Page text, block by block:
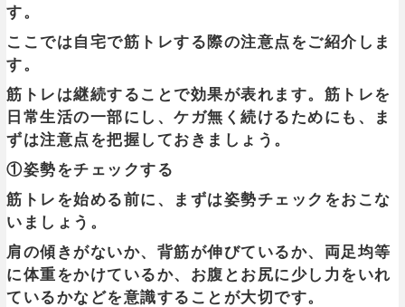
す。
ここでは自宅で筋トレする際の注意点をご紹介しま
す。
筋トレは継続することで効果が表れます。筋トレを
日常生活の一部にし、ケガ無く続けるためにも、ま
ずは注意点を把握しておきましょう。
①姿勢をチェックする
筋トレを始める前に、まずは姿勢チェックをおこな
いましょう 。
肩の傾きがないか、背筋が伸びているか、両足均等
に体重をかけているか、お腹とお尻に少し力をいれ
ているかなどを意識することが大切です。